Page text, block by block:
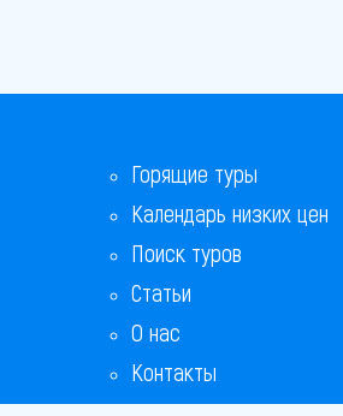
Горящие туры
Календарь низких цен
Поиск туров
Статьи
О нас
Контакты